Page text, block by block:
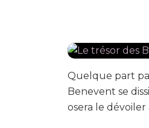
Quelque part
Benevent se
osera le